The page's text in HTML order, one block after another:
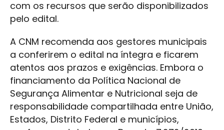
com os recursos que serão disponibilizados
pelo edital.
A CNM recomenda aos gestores municipais
a conferirem o edital na íntegra e ficarem
atentos aos prazos e exigências. Embora o
financiamento da Política Nacional de
Segurança Alimentar e Nutricional seja de
responsabilidade compartilhada entre União,
Estados, Distrito Federal e municípios,